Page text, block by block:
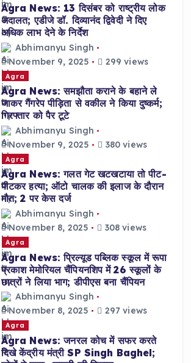
Agra News: 13 दिसंबर को राष्ट्रीय लोक
अदालत; एडीजे डॉ. दिव्यानंद द्विवेदी ने दिए
अधिक लाभ देने के निर्देश
Abhimanyu Singh
November 9, 2025
299 views
Agra
Agra News: समझौता कराने के बहाने ले
जाकर गैंगरेप पीड़िता से वकील ने किया दुष्कर्म;
गिरफ्तार को पैर टूटे
Abhimanyu Singh
November 9, 2025
380 views
Agra
Agra News: गलत गेट खटखटाया तो पीट-
पीटकर हत्या; ऑटो चालक की इलाज के दौरान
मौत; 2 पर केस दर्ज
Abhimanyu Singh
November 8, 2025
308 views
Agra
Agra News: प्रिल्यूड पब्लिक स्कूल में रूपा
प्रकाश मेमोरियल चैंपियनशिप में 26 स्कूलों के
छात्रों ने लिया भाग; डीपीएस बना चैंपियन
Abhimanyu Singh
November 8, 2025
297 views
Agra
Agra News: जनरल कोच में सफर करते
दिखे केंद्रीय मंत्री SP Singh Baghel;